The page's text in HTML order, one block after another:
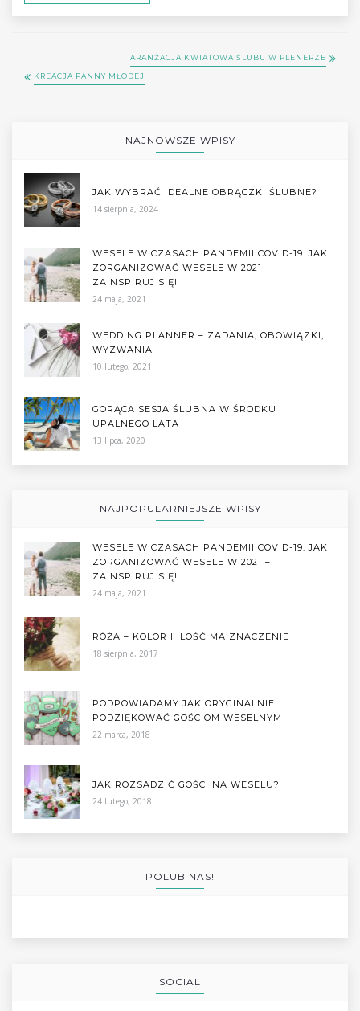
ARANŻACJA KWIATOWA ŚLUBU W PLENERZE
KREACJA PANNY MŁODEJ
NAJNOWSZE WPISY
JAK WYBRAĆ IDEALNE OBRĄCZKI ŚLUBNE?
14 sierpnia, 2024
WESELE W CZASACH PANDEMII COVID-19. JAK
ZORGANIZOWAĆ WESELE W 2021 –
ZAINSPIRUJ SIĘ!
24 maja, 2021
WEDDING PLANNER – ZADANIA, OBOWIĄZKI,
WYZWANIA
10 lutego, 2021
GORĄCA SESJA ŚLUBNA W ŚRODKU
UPALNEGO LATA
13 lipca, 2020
NAJPOPULARNIEJSZE WPISY
WESELE W CZASACH PANDEMII COVID-19. JAK
ZORGANIZOWAĆ WESELE W 2021 –
ZAINSPIRUJ SIĘ!
24 maja, 2021
RÓŻA – KOLOR I ILOŚĆ MA ZNACZENIE
18 sierpnia, 2017
PODPOWIADAMY JAK ORYGINALNIE
PODZIĘKOWAĆ GOŚCIOM WESELNYM
22 marca, 2018
JAK ROZSADZIĆ GOŚCI NA WESELU?
24 lutego, 2018
POLUB NAS!
SOCIAL